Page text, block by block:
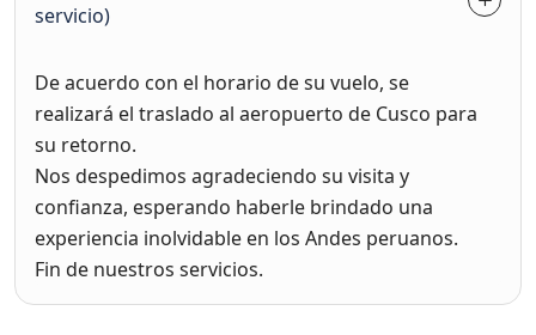
servicio)
De acuerdo con el horario de su vuelo, se
realizará el traslado al aeropuerto de Cusco para
su retorno.
Nos despedimos agradeciendo su visita y
confianza, esperando haberle brindado una
experiencia inolvidable en los Andes peruanos.
Fin de nuestros servicios.